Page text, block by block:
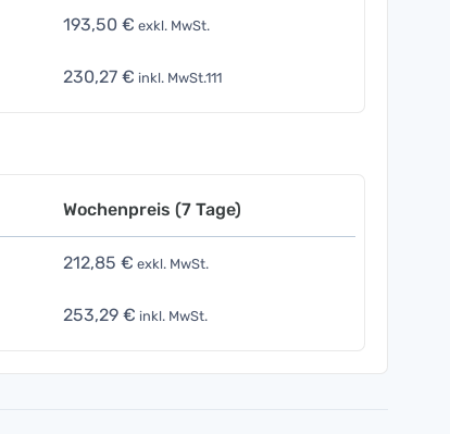
193,50 € exkl. MwSt.
230,27 € inkl. MwSt.111
Wochenpreis (7 Tage)
212,85 € exkl. MwSt.
253,29 € inkl. MwSt.